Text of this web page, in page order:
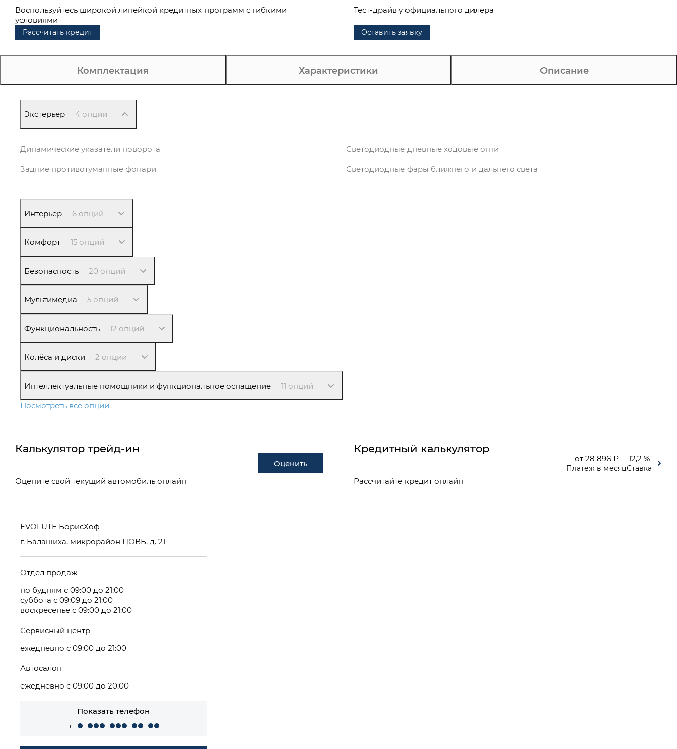
Воспользуйтесь широкой линейкой кредитных программ с гибкими
условиями
Рассчитать кредит
Тест-драйв у официального дилера
Оставить заявку
Комплектация Характеристики Описание
Экстерьер 4 опции
Динамические указатели поворота
Задние противотуманные фонари
Светодиодные дневные ходовые огни
Светодиодные фары ближнего и дальнего света
Интерьер 6 опций
Комфорт 15 опций
Безопасность 20 опций
Мультимедиа 5 опций
Функциональность 12 опций
Колёса и диски 2 опции
Интеллектуальные помощники и функциональное оснащение
11 опций
Посмотреть все опции
Калькулятор трейд-ин
Оцените свой текущий автомобиль онлайн
Оценить
Кредитный калькулятор
Рассчитайте кредит онлайн
от 28 896 ₽
Платеж в месяц
12,2 %
Ставка
EVOLUTE БорисХоф
г. Балашиха, микрорайон ЦОВБ, д. 21
Отдел продаж
по будням с 09:00 до 21:00
суббота с 09:09 до 21:00
воскресенье с 09:00 до 21:00
Сервисный центр
ежедневно с 09:00 до 21:00
Автосалон
ежедневно с 09:00 до 20:00
Показать телефон
+